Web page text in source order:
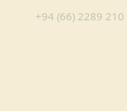
+94 (66) 2289 210